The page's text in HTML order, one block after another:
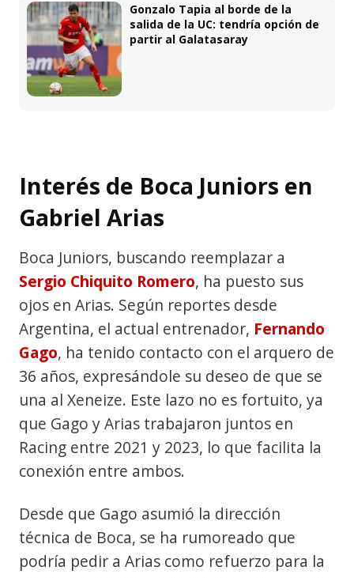
Gonzalo Tapia al borde de la
salida de la UC: tendría opción de
partir al Galatasaray
Interés de Boca Juniors en
Gabriel Arias
Boca Juniors, buscando reemplazar a
Sergio Chiquito Romero, ha puesto sus
ojos en Arias. Según reportes desde
Argentina, el actual entrenador, Fernando
Gago, ha tenido contacto con el arquero de
36 años, expresándole su deseo de que se
una al Xeneize. Este lazo no es fortuito, ya
que Gago y Arias trabajaron juntos en
Racing entre 2021 y 2023, lo que facilita la
conexión entre ambos.
Desde que Gago asumió la dirección
técnica de Boca, se ha rumoreado que
podría pedir a Arias como refuerzo para la